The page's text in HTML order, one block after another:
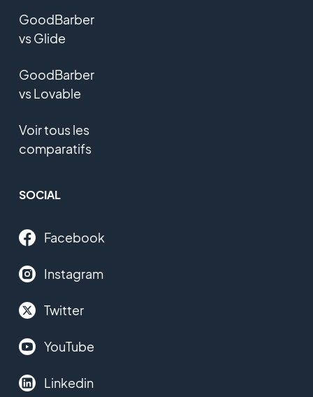
GoodBarber
vs Glide
GoodBarber
vs Lovable
Voir tous les
comparatifs
SOCIAL
Facebook
Instagram
Twitter
YouTube
Linkedin